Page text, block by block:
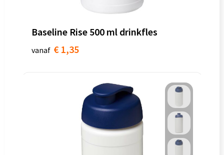
Baseline Rise 500 ml drinkfles
vanaf € 1,35